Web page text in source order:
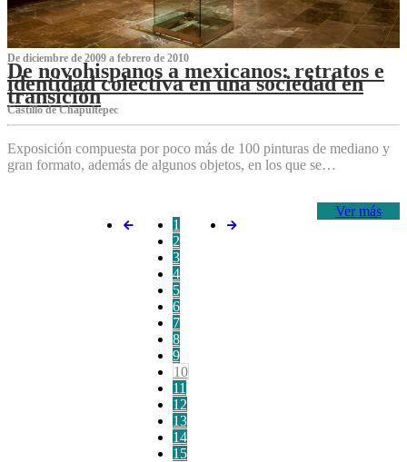
De diciembre de 2009 a febrero de 2010
De novohispanos a mexicanos: retratos e
identidad colectiva en una sociedad en
transición
Castillo de Chapultepec
Exposición compuesta por poco más de 100 pinturas de mediano y
gran formato, además de algunos objetos, en los que se…
Ver más
1
2
3
4
5
6
7
8
9
10
11
12
13
14
15